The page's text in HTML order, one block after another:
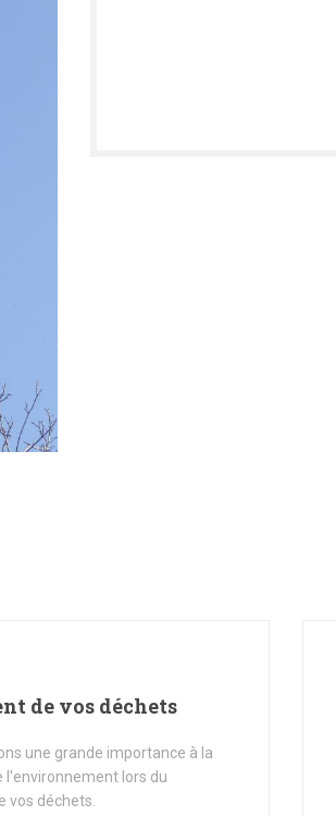
de vos déchets
une grande importance à la
l'environnement lors du
vos déchets.